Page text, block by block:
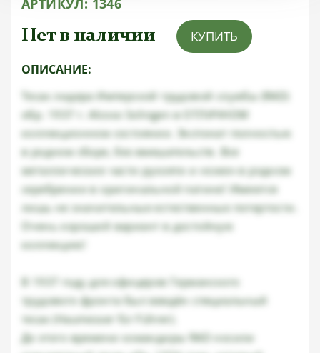
АРТИКУЛ: 1346
Нет в наличии КУПИТЬ
ОПИСАНИЕ:
Тесак лидера Имперской трудовой службы (RAD)
обр. 1937 г. Alcoso Solingen в ОТЛИЧНОМ
коллекционном состоянии. Экспонат полностью
в родном сборе, без вмешательств. Все
металлические части рукояти и ножен в родном
серебрении в оригинальной патине! Имеются
лишь не значительные естественные потертости.
Очень хороший вариант в достойную
коллекцию!
В 1937 году для офицеров Германского
трудового фронта был введён специальный
тесак (Haumesser für Führer).
До этого времени командиры RAD носили